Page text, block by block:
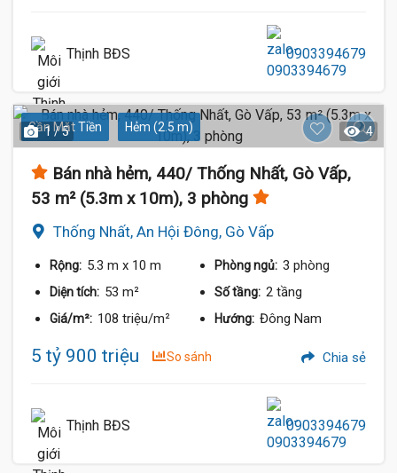
Thịnh BĐS 0903394679
Gần Mặt Tiền Hẻm (2.5 m)
1 / 5 4
Bán nhà hẻm, 440/ Thống Nhất, Gò Vấp,
53 m² (5.3m x 10m), 3 phòng
Thống Nhất, An Hội Đông, Gò Vấp
Rộng: 5.3 m x 10 m Phòng ngủ: 3 phòng
Diện tích: 53 m² Số tầng: 2 tầng
Giá/m²: 108 triệu/m² Hướng: Đông Nam
5 tỷ 900 triệu So sánh Chia sẻ
Thịnh BĐS 0903394679